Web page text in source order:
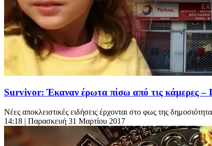
Survivor: Έκαναν έρωτα πίσω από τις κάμερες –
Νέες αποκλειστικές ειδήσεις έρχονται στο φως της
14:18 | Παρασκευή 31 Μαρτίου 2017